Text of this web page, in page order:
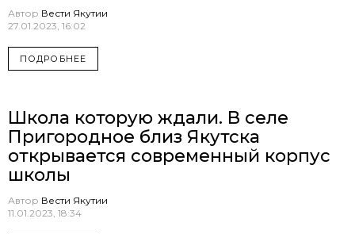
Автор Вести Якутии
27.01.2023, 16:02
ПОДРОБНЕЕ
Школа которую ждали. В селе
Пригородное близ Якутска
открывается современный корпус
школы
Автор Вести Якутии
11.01.2023, 18:34